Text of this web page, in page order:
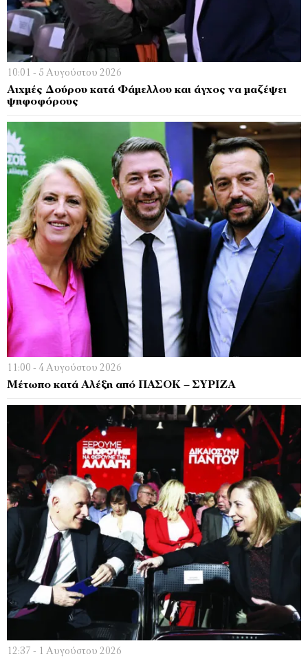
10:01 - 5 Αυγούστου 2026
Αιχμές Δoύρου κατά Φάμελλου και άγχος να μαζέψει
ψηφοφόρους
11:00 - 4 Αυγούστου 2026
Μέτωπο κατά Αλέξη από ΠΑΣΟΚ – ΣΥΡΙΖΑ
12:37 - 1 Αυγούστου 2026